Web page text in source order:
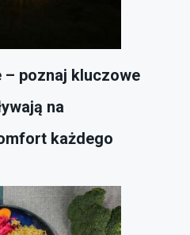
– poznaj kluczowe
na
każdego